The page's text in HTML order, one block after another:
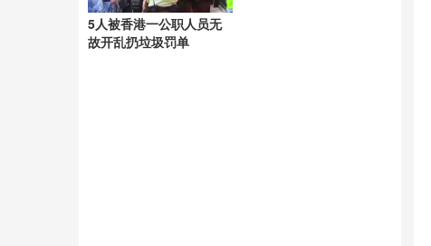
5人被香港一公职人员无
故开乱扔垃圾罚单